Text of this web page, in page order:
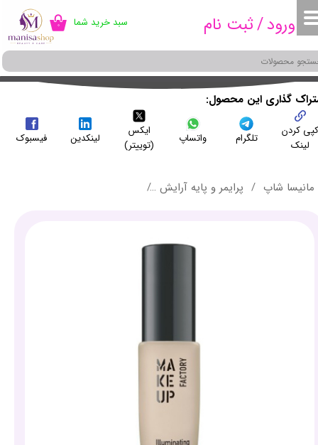
ورود/ثبت نامحساب کاربری من
تغییر گذر واژه
سفارشات
خروج از حساب کاربری
۰ سبد خرید شما
مانیسا شاپ پرایمر و پایه آرایش
کردن
لینک
تلگرام واتساپ
ایکس
(توییتر)
لینکدین فیسبوک
گذاری این محصول